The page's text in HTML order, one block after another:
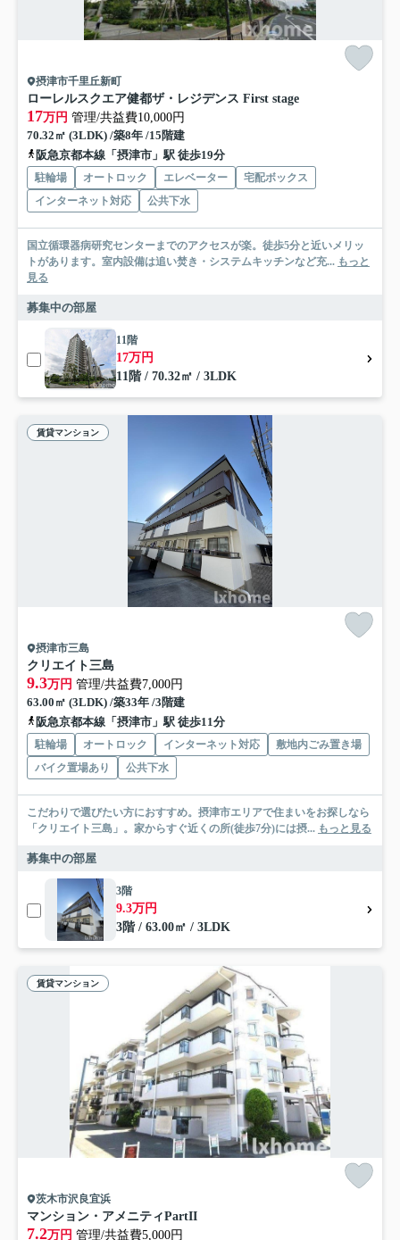
摂津市千里丘新町
ローレルスクエア健都ザ・レジデンス First stage
17万円 管理/共益費10,000円
70.32㎡ (3LDK) /築8年 /15階建
阪急京都本線「摂津市」駅 徒歩19分
駐輪場 オートロック エレベーター
宅配ボックス
インターネット対応
公共下水
国立循環器病研究センターまでのアクセスが楽。徒歩5分と近いメリッ
トがあります。室内設備は追い焚き・システムキッチンなど充... もっと
見る
募集中の部屋
11階
17万円
11階 / 70.32㎡ / 3LDK
賃貸マンション
摂津市三島
クリエイト三島
9.3万円 管理/共益費7,000円
63.00㎡ (3LDK) /築33年 /3階建
阪急京都本線「摂津市」駅 徒歩11分
駐輪場 オートロック インターネット対応
敷地内ごみ置き場
バイク置場あり
公共下水
こだわりで選びたい方におすすめ。摂津市エリアで住まいをお探しなら
「クリエイト三島」。家からすぐ近くの所(徒歩7分)には摂... もっと見る
募集中の部屋
3階
9.3万円
3階 / 63.00㎡ / 3LDK
賃貸マンション
茨木市沢良宜浜
マンション・アメニティPartII
7.2万円 管理/共益費5,000円